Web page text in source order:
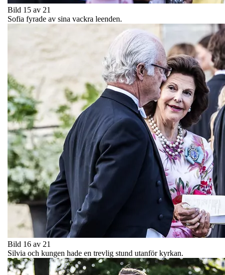
Bild 15 av 21
Sofia fyrade av sina vackra leenden.
Bild 16 av 21
Silvia och kungen hade en trevlig stund utanför kyrkan.